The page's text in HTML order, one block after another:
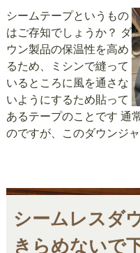
シームテープというもの
はご存知でしょうか？ ダ
ウン製品の保温性を高め
るため、ミシンで縫って
いるところに風を通さな
いようにするため貼って
あるテープのことです 通
のですが、このダウンジ
シームレスダ
きらめないで